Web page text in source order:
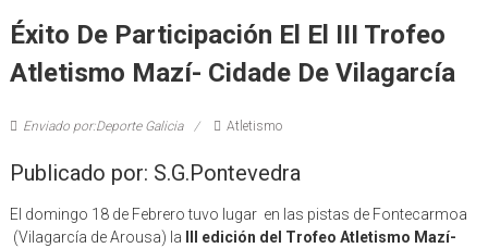
Éxito De Participación El El III Trofeo
Atletismo Mazí- Cidade De Vilagarcía
Enviado por:Deporte Galicia Atletismo
Publicado por: S.G.Pontevedra
El domingo 18 de Febrero tuvo lugar en las pistas de Fontecarmoa
(Vilagarcía de Arousa) la
III edición del Trofeo Atletismo Mazí-